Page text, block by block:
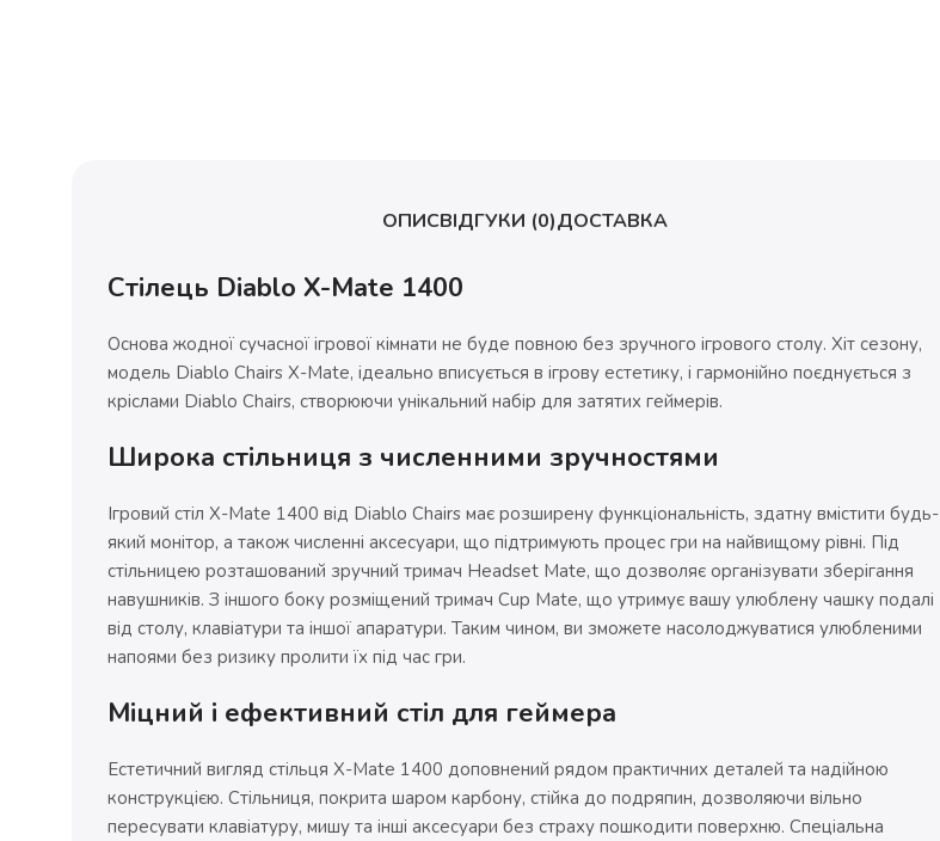
ОПИСВІДГУКИ (0)ДОСТАВКА
Стілець Diablo X-Mate 1400
Основа жодної сучасної ігрової кімнати не буде повною без зручного ігрового столу. Хіт сезону,
модель Diablo Chairs X-Mate, ідеально вписується в ігрову естетику, і гармонійно поєднується з
кріслами Diablo Chairs, створюючи унікальний набір для затятих геймерів.
Широка стільниця з численними зручностями
Ігровий стіл X-Mate 1400 від Diablo Chairs має розширену функціональність, здатну вмістити будь-
який монітор, а також численні аксесуари, що підтримують процес гри на найвищому рівні. Під
стільницею розташований зручний тримач Headset Mate, що дозволяє організувати зберігання
навушників. З іншого боку розміщений тримач Cup Mate, що утримує вашу улюблену чашку подалі
від столу, клавіатури та іншої апаратури. Таким чином, ви зможете насолоджуватися улюбленими
напоями без ризику пролити їх під час гри.
Міцний і ефективний стіл для геймера
Естетичний вигляд стільця X-Mate 1400 доповнений рядом практичних деталей та надійною
конструкцією. Стільниця, покрита шаром карбону, стійка до подряпин, дозволяючи вільно
пересувати клавіатуру, мишу та інші аксесуари без страху пошкодити поверхню. Спеціальна